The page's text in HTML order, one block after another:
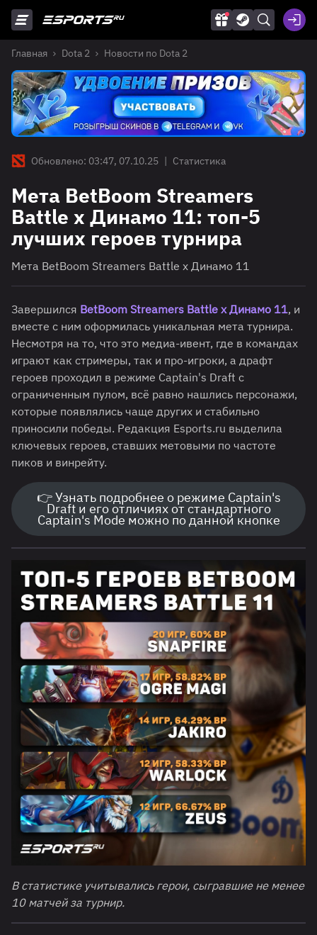
Главная Dota 2 Новости по Dota 2
Обновлено: 03:47, 07.10.25 | Статистика
Мета BetBoom Streamers
Battle x Динамо 11: топ-5
лучших героев турнира
Мета BetBoom Streamers Battle x Динамо 11
Завершился BetBoom Streamers Battle x Динамо 11, и
вместе с ним оформилась уникальная мета турнира.
Несмотря на то, что это медиа-ивент, где в командах
играют как стримеры, так и про-игроки, а драфт
героев проходил в режиме Captain's Draft с
ограниченным пулом, всё равно нашлись персонажи,
которые появлялись чаще других и стабильно
приносили победы. Редакция Esports.ru выделила
ключевых героев, ставших метовыми по частоте
пиков и винрейту.
👉 Узнать подробнее о режиме Captain's
Draft и его отличиях от стандартного
Captain's Mode можно по данной кнопке
В статистике учитывались герои, сыгравшие не менее
10 матчей за турнир.